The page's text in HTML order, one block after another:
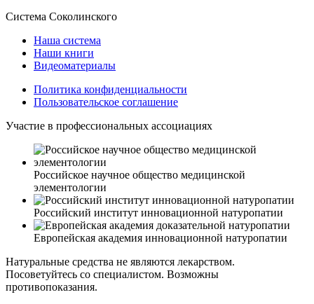
Система Соколинского
Наша система
Наши книги
Видеоматериалы
Политика конфиденциальности
Пользовательское соглашение
Участие в профессиональных ассоциациях
Российское научное общество медицинской
элементологии
Российский институт инновационной натуропатии
Европейская академия инновационной натуропатии
Натуральные средства не являются лекарством.
Посоветуйтесь со специалистом. Возможны
противопоказания.